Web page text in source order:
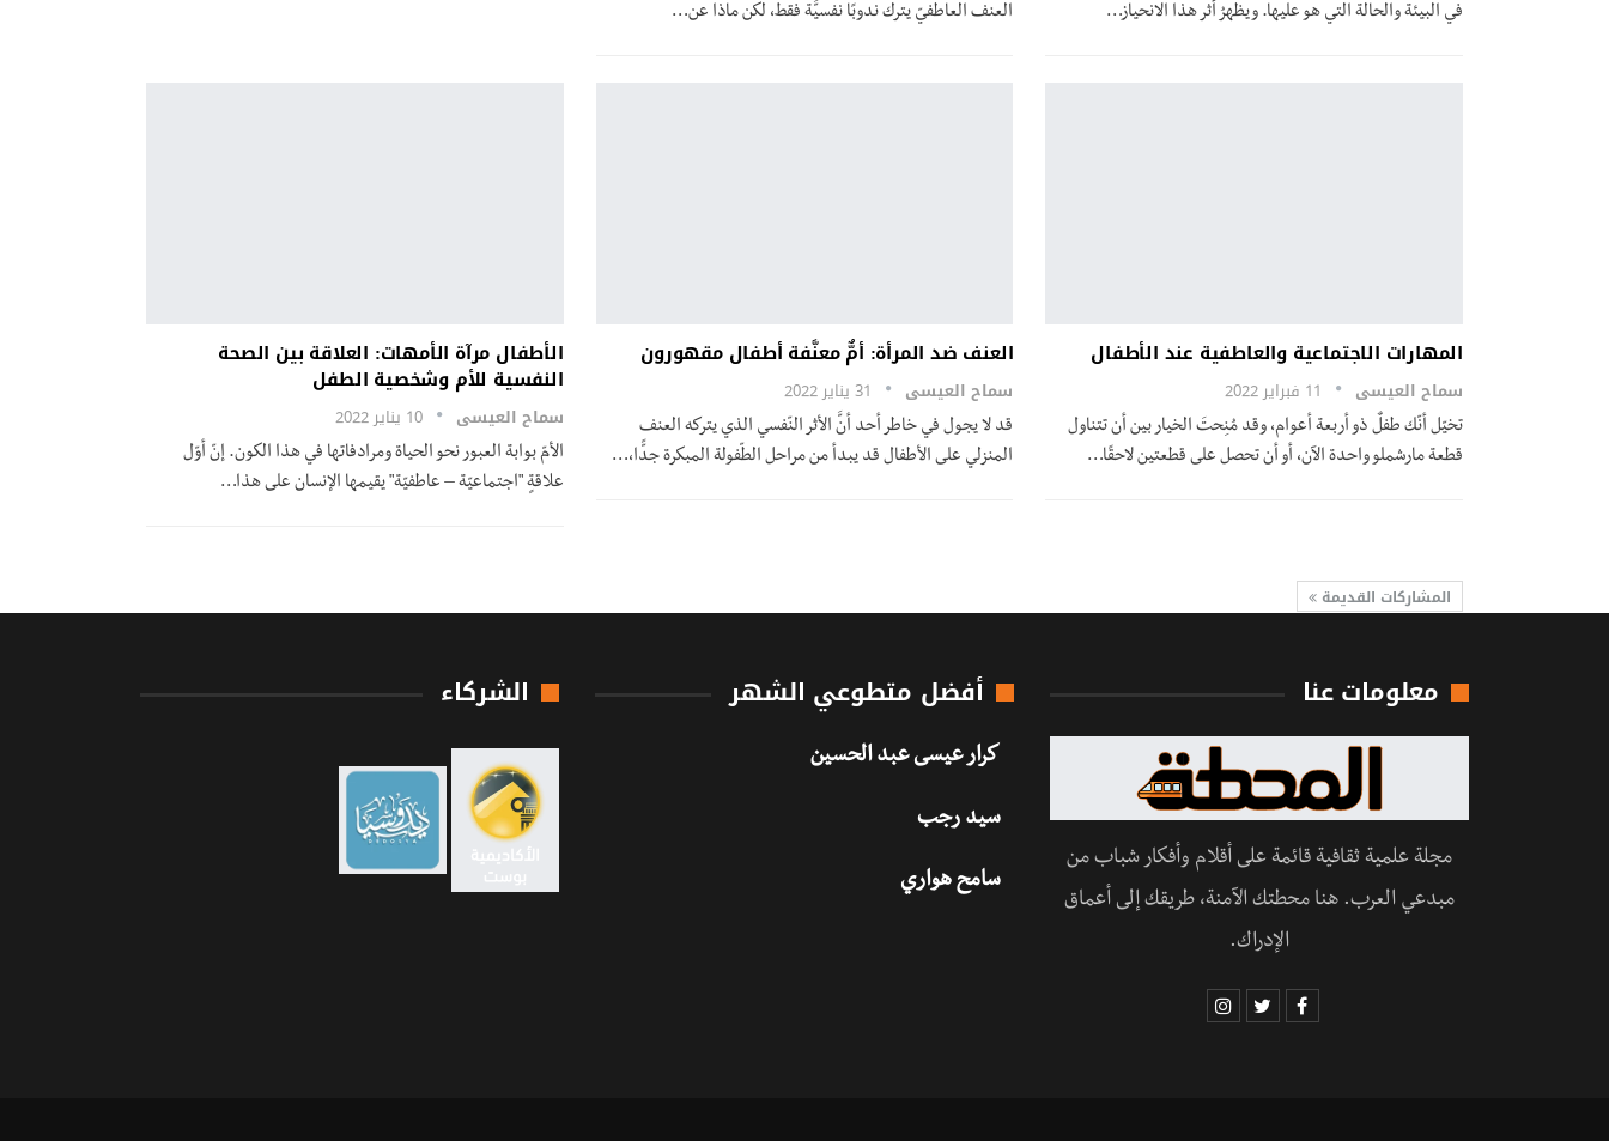
في البيئة والحالة التي هو عليها. ويظهرُ أثر هذا الانحياز…
العنف العاطفيّ يترك ندوبًا نفسيَّة فقط، لكن ماذا عن…
المهارات الاجتماعية والعاطفية عند الأطفال
سماح العيسى 11 فبراير 2022
تخيّل أنّك طفلٌ ذو أربعة أعوام، وقد مُنِحتَ الخيار بين أن تتناول
قطعة مارشملو واحدة الآن، أو أن تحصل على قطعتين لاحقًا…
العنف ضد المرأة: أمٌّ معنَّفة أطفال مقهورون
سماح العيسى 31 يناير 2022
قد لا يجول في خاطر أحد أنَّ الأثر النّفسي الذي يتركه العنف
المنزلي على الأطفال قد يبدأ من مراحل الطّفولة المبكرة جدًّا،…
الأطفال مرآة الأمهات: العلاقة بين الصحة
النفسية للأم وشخصية الطفل
سماح العيسى 10 يناير 2022
الأمّ بوابة العبور نحو الحياة ومرادفاتها في هذا الكون. إنّ أوّل
علاقةٍ "اجتماعيّة – عاطفيّة" يقيمها الإنسان على هذا…
المشاركات القديمة
معلومات عنا
مجلة علمية ثقافية قائمة على أقلام وأفكار شباب من
مبدعي العرب. هنا محطتك الآمنة، طريقك إلى أعماق
الإدراك.
أفضل متطوعي الشهر
كرار عيسى عبد الحسين
سيد رجب
سامح هواري
الشركاء